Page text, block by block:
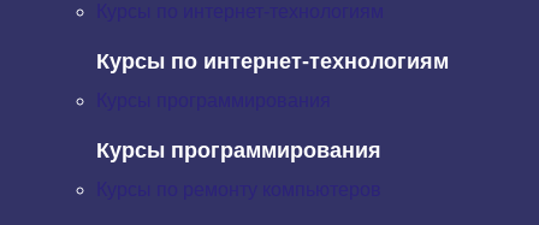
Курсы по интернет-технологиям
Курсы программирования
Если да, то укажите, какие, и опишите способ их
if(time){